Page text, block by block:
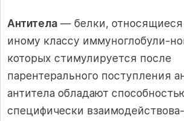
Антитела — белки,
иному классу иммуноглобули-
которых стимулируется после
парентерального поступления
антитела обладают
специфически